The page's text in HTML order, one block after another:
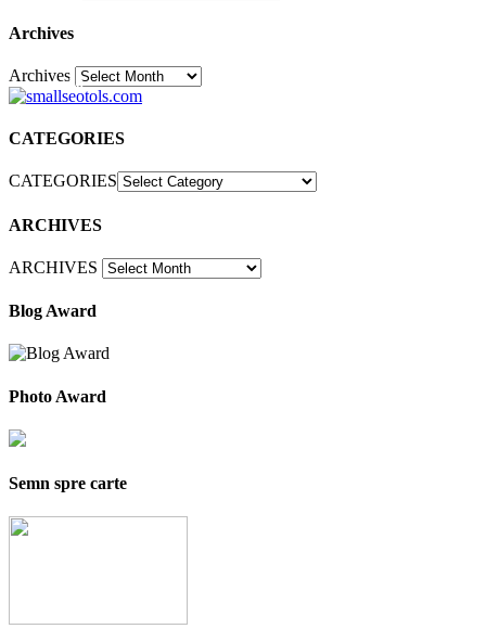
Archives
Archives30
CATEGORIES
CATEGORIES
ARCHIVES
ARCHIVES
Blog Award
Photo Award
Semn spre carte